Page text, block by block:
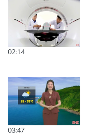
02:14
03:47